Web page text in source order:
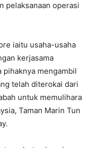
pelaksanaan operasi
iaitu usaha-usaha
kerjasama
mengambil
telah diterokai dari
untuk memulihara
Taman Marin Tun